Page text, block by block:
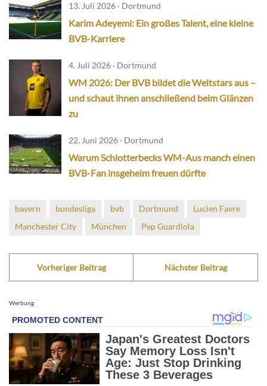
13. Juli 2026 · Dortmund
Karim Adeyemi: Ein großes Talent, eine kleine
BVB-Karriere
4. Juli 2026 · Dortmund
WM 2026: Der BVB bildet die Weltstars aus –
und schaut ihnen anschließend beim Glänzen
zu
22. Juni 2026 · Dortmund
Warum Schlotterbecks WM-Aus manch einen
BVB-Fan insgeheim freuen dürfte
bayern bundesliga bvb Dortmund
Lucien Favre
Manchester City
München Pep Guardiola
Vorheriger Beitrag Nächster Beitrag
Werbung